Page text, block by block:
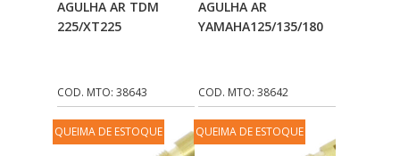
Carrinho
AGULHA AR TDM
225/XT225
COD. MTO: 38643
Carrinho
AGULHA AR
YAMAHA125/135/180
COD. MTO: 38642
QUEIMA DE ESTOQUE QUEIMA DE ESTOQUE